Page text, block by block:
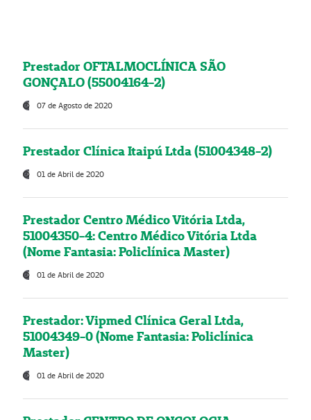
Prestador OFTALMOCLÍNICA SÃO
GONÇALO (55004164-2)
07 de Agosto de 2020
Prestador Clínica Itaipú Ltda (51004348-2)
01 de Abril de 2020
Prestador Centro Médico Vitória Ltda,
51004350-4: Centro Médico Vitória Ltda
(Nome Fantasia: Policlínica Master)
01 de Abril de 2020
Prestador: Vipmed Clínica Geral Ltda,
51004349-0 (Nome Fantasia: Policlínica
Master)
01 de Abril de 2020